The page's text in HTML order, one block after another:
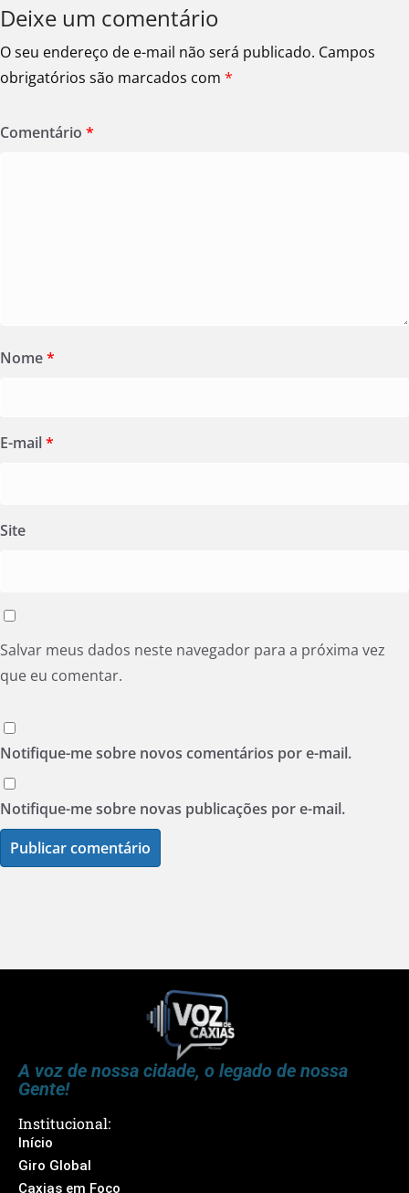
Deixe um comentário
O seu endereço de e-mail não será publicado. Campos
obrigatórios são marcados com *
Comentário *
Nome*
E-mail*
Site
Salvar meus dados neste navegador para a próxima vez
que eu comentar.
Notifique-me sobre novos comentários por e-mail.
Notifique-me sobre novas publicações por e-mail.
A voz de nossa cidade, o legado de nossa
Gente!
Institucional:
Início
Giro Global
Caxias em Foco